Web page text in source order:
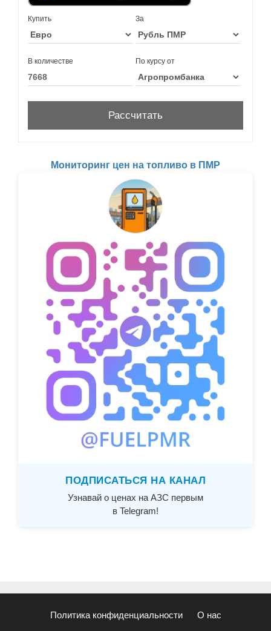
Купить За
В количестве По курсу от
Мониторинг цен на топливо в ПМР
ПОДПИСАТЬСЯ НА КАНАЛ
Узнавай о ценах на АЗС первым
в Telegram!
Политика конфиденциальности О нас